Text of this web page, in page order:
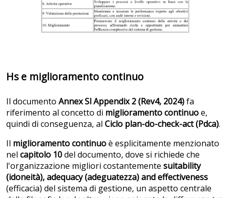
Hs e miglioramento continuo
Il documento Annex Sl Appendix 2 (Rev4, 2024)fa
riferimento al concetto di miglioramento continuoe,
quindi di conseguenza, al Ciclo plan-do-check-act (Pdca).
Il miglioramento continuoè esplicitamente menzionato
nel capitolo 10del documento, dove si richiede che
l'organizzazione migliori costantemente suitability
(idoneità), adequacy (adeguatezza) and effectiveness
(efficacia) del sistema di gestione, un aspetto centrale